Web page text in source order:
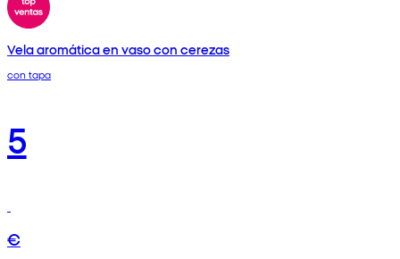
Vela aromática en vaso con cerezas
con tapa
5
€